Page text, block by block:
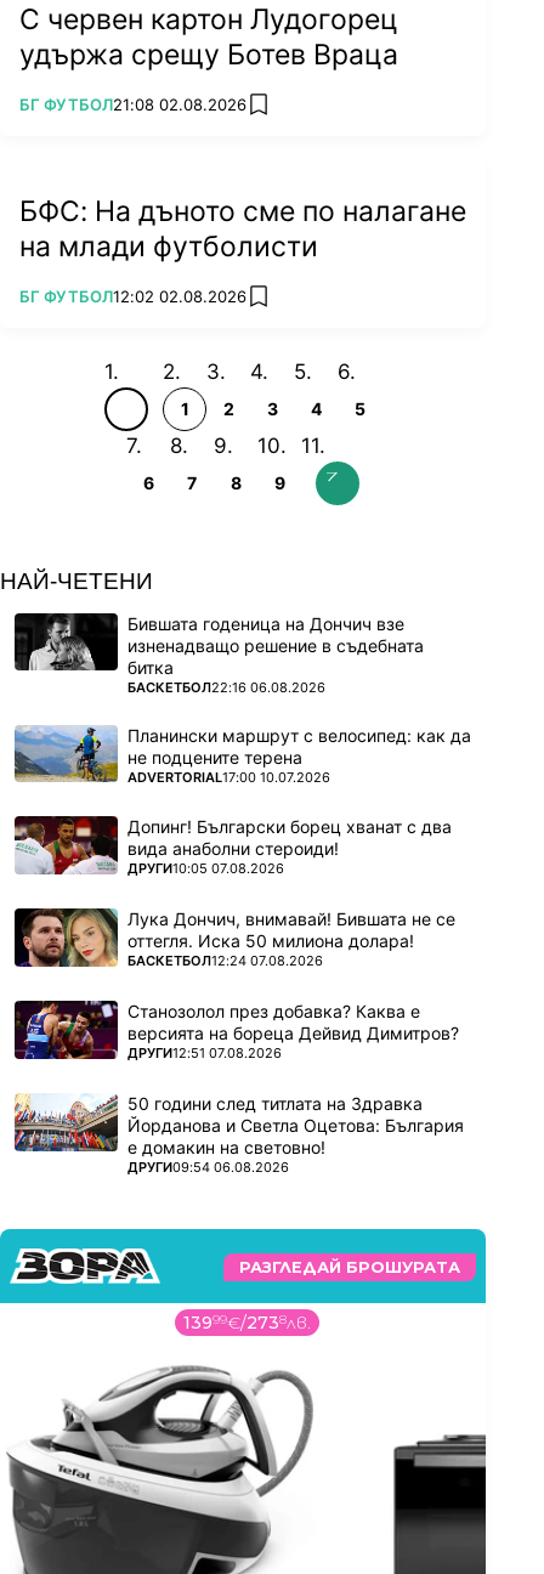
С червен картон Лудогорец
удържа срещу Ботев Враца
ПОВЕЧЕ ОТ
БГ ФУТБОЛ21:08 02.08.2026 add favorites
БФС: На дъното сме по налагане
на млади футболисти
ПОВЕЧЕ ОТ
БГ ФУТБОЛ12:02 02.08.2026 add favorites
1 2 3 4 5
6 7 8 9
НАЙ-ЧЕТЕНИ
Бившата годеница на Дончич взе
изненадващо решение в съдебната
битка
ПОВЕЧЕ ОТ
БАСКЕТБОЛ22:16 06.08.2026
Планински маршрут с велосипед: как да
не подцените терена
ПОВЕЧЕ ОТ
ADVERTORIAL17:00 10.07.2026
Допинг! Български борец хванат с два
вида анаболни стероиди!
ПОВЕЧЕ ОТ
ДРУГИ10:05 07.08.2026
Лука Дончич, внимавай! Бившата не се
оттегля. Иска 50 милиона долара!
ПОВЕЧЕ ОТ
БАСКЕТБОЛ12:24 07.08.2026
Станозолол през добавка? Каква е
версията на бореца Дейвид Димитров?
ПОВЕЧЕ ОТ
ДРУГИ12:51 07.08.2026
50 години след титлата на Здравка
Йорданова и Светла Оцетова: България
е домакин на световно!
ПОВЕЧЕ ОТ
ДРУГИ09:54 06.08.2026
РАЗГЛЕДАЙ БРОШУРАТА
13999€/2738лв.